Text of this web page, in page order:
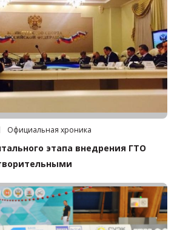
Категория:
Официальная хроника
этапа внедрения ГТО